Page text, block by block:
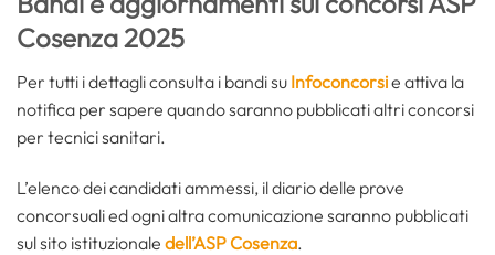
Cosenza 2025
Per tutti i dettagli consulta i bandi su Infoconcorsie attiva la
notifica per sapere quando saranno pubblicati altri concorsi
per tecnici sanitari.
L’elenco dei candidati ammessi, il diario delle prove
concorsuali ed ogni altra comunicazione saranno pubblicati
sul sito istituzionale dell’ASP Cosenza.